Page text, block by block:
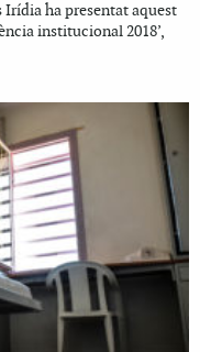
Irídia ha presentat aquest
institucional 2018’,